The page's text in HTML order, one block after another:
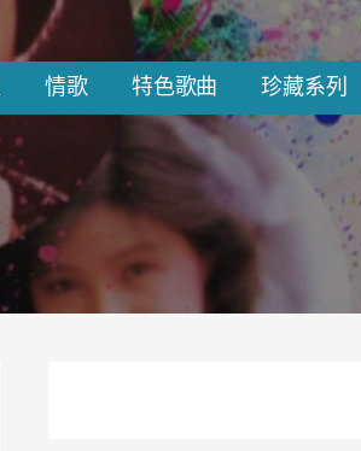
情歌 特色歌曲 珍藏系列